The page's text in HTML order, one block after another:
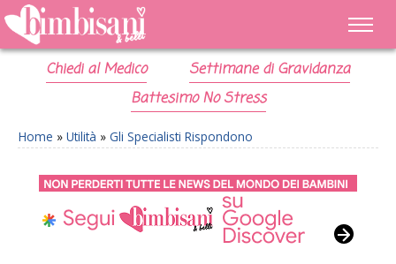
Chiedi al Medico
Settimane di Gravidanza
Battesimo No Stress
Home » Utilità » Gli Specialisti Rispondono